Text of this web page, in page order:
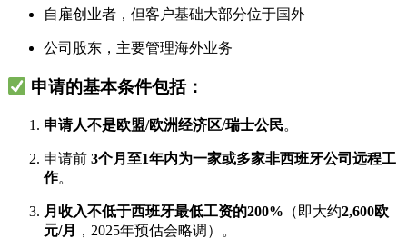
自雇创业者，但客户基础大部分位于国外
公司股东，主要管理海外业务
申请的基本条件包括：
申请人不是欧盟/欧洲经济区/瑞士公民。
申请前 3个月至1年内为一家或多家非西班牙公司远程工
作。
月收入不低于西班牙最低工资的200% （即大约2,600欧
元/月
，2025年预估会略调）。